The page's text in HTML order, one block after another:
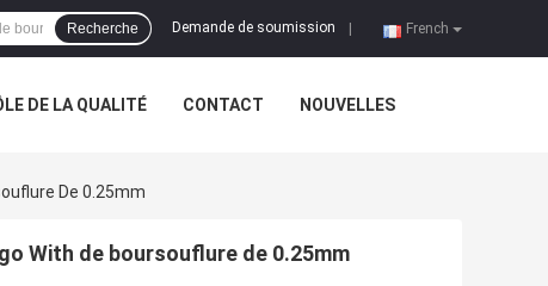
French
Demande de soumission
Recherche
DE LA QUALITÉ CONTACT NOUVELLES
De 0.25mm
With de boursouflure de 0.25mm